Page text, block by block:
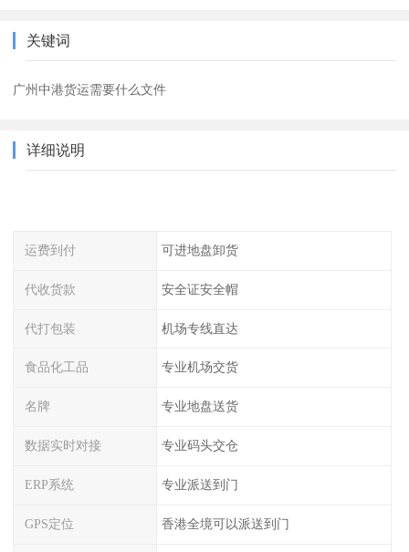
关键词
广州中港货运需要什么文件
详细说明
运费到付 可进地盘卸货
代收货款 安全证安全帽
代打包装 机场专线直达
食品化工品 专业机场交货
名牌 专业地盘送货
数据实时对接 专业码头交仓
ERP系统 专业派送到门
GPS定位 香港全境可以派送到门